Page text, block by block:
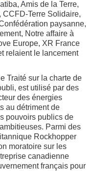
Amis de la Terre,
Terre Solidaire,
paysanne,
Notre affaire à
Europe, XR France
relaient le lancement
Traité sur la charte de
est utilisé par des
des énergies
au détriment de
pouvoirs publics de
Parmi des
Rockhopper
moratoire sur les
canadienne
français pour